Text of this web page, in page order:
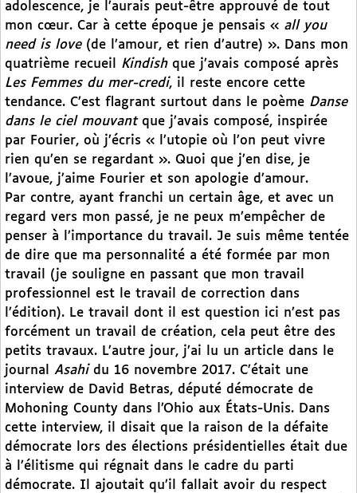
adolescence, je l’aurais peut-être approuvé de tout
mon cœur. Car à cette époque je pensais « all you
need is love (de l’amour, et rien d’autre) ». Dans mon
quatrième recueil Kindish que j’avais composé après
Les Femmes du mer-credi, il reste encore cette
tendance. C’est flagrant surtout dans le poème Danse
dans le ciel mouvant que j’avais composé, inspirée
par Fourier, où j’écris « l’utopie où l’on peut vivre
rien qu’en se regardant ». Quoi que j’en dise, je
l’avoue, j’aime Fourier et son apologie d’amour.
Par contre, ayant franchi un certain âge, et avec un
regard vers mon passé, je ne peux m’empêcher de
penser à l’importance du travail. Je suis même tentée
de dire que ma personnalité a été formée par mon
travail (je souligne en passant que mon travail
professionnel est le travail de correction dans
l’édition). Le travail dont il est question ici n’est pas
forcément un travail de création, cela peut être des
petits travaux. L’autre jour, j’ai lu un article dans le
journal Asahi du 16 novembre 2017. C’était une
interview de David Betras, député démocrate de
Mohoning County dans l’Ohio aux États-Unis. Dans
cette interview, il disait que la raison de la défaite
démocrate lors des élections présidentielles était due
à l’élitisme qui régnait dans le cadre du parti
démocrate. Il ajoutait qu’il fallait avoir du respect